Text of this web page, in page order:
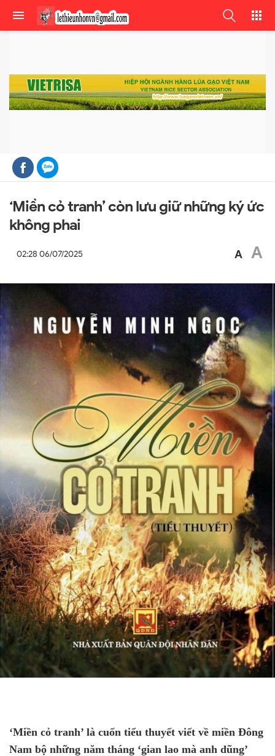
‘Miền cỏ tranh’ còn lưu giữ những ký ức
không phai
02:28 06/07/2025 A A
‘Miền cỏ tranh’ là cuốn tiểu thuyết viết về miền Đông
Nam bộ những năm tháng ‘gian lao mà anh dũng’